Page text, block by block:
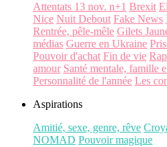
Attentats 13 nov. n+1 Brexit
Nice Nuit Debout Fake News
Rentrée, pêle-mêle Gilets
médias Guerre en Ukraine
Pouvoir d'achat Fin de vie
amour Santé mentale, famille
Personnalité de l'année Les
Aspirations
Amitié, sexe, genre, rêve
NOMAD Pouvoir magique